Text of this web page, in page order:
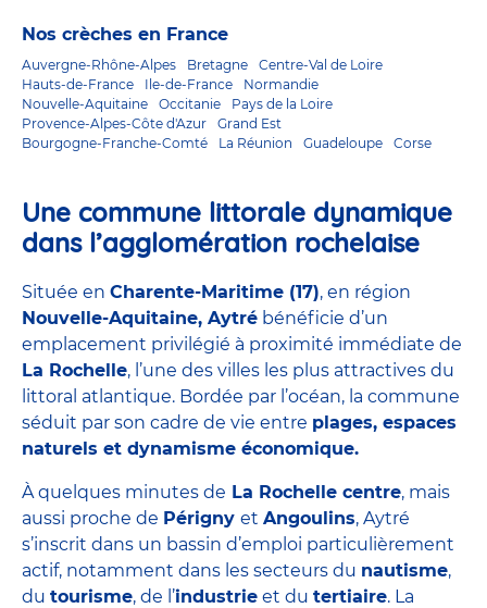
Nos crèches en France
Auvergne-Rhône-Alpes Bretagne
Centre-Val de Loire
Hauts-de-France
Ile-de-France
Normandie
Nouvelle-Aquitaine
Occitanie
Pays de la Loire
Provence-Alpes-Côte d'Azur
Grand Est
Bourgogne-Franche-Comté
La Réunion Guadeloupe Corse
Une commune littorale dynamique
dans l’agglomération rochelaise
Située en Charente-Maritime (17), en région
Nouvelle-Aquitaine, Aytré bénéficie d’un
emplacement privilégié à proximité immédiate de
La Rochelle, l’une des villes les plus attractives du
littoral atlantique. Bordée par l’océan, la commune
séduit par son cadre de vie entre plages, espaces
naturels et dynamisme économique.
À quelques minutes de La Rochelle centre, mais
aussi proche de Périgny et Angoulins, Aytré
s’inscrit dans un bassin d’emploi particulièrement
actif, notamment dans les secteurs du nautisme,
du tourisme, de l’industrie et du tertiaire. La